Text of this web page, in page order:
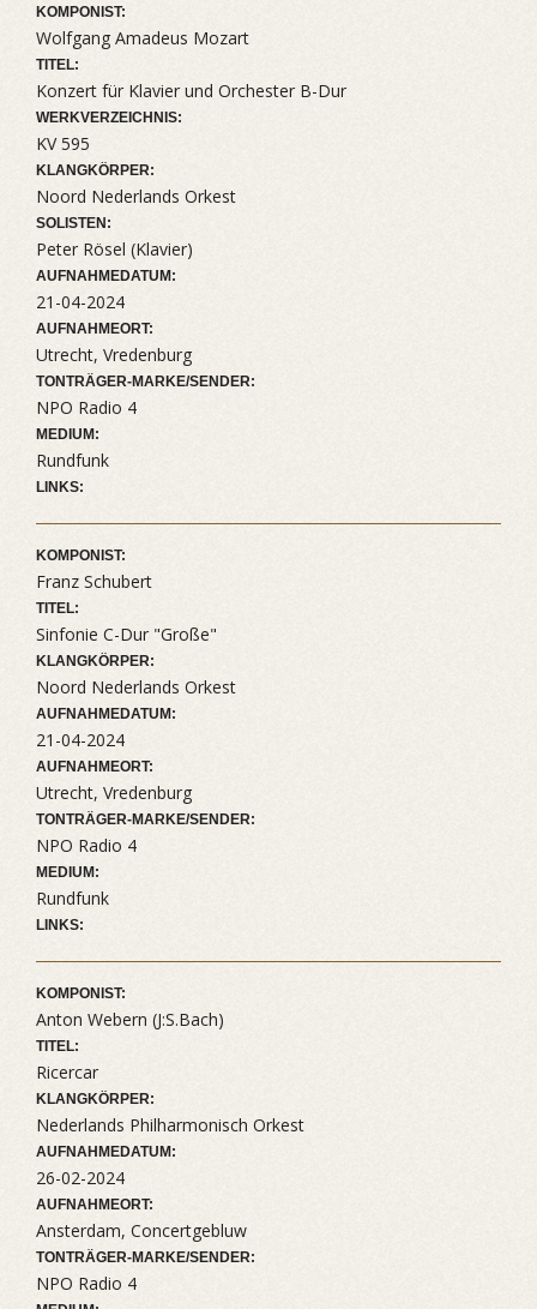
KOMPONIST:
Wolfgang Amadeus Mozart
TITEL:
Konzert für Klavier und Orchester B-Dur
WERKVERZEICHNIS:
KV 595
KLANGKÖRPER:
Noord Nederlands Orkest
SOLISTEN:
Peter Rösel (Klavier)
AUFNAHMEDATUM:
21-04-2024
AUFNAHMEORT:
Utrecht, Vredenburg
TONTRÄGER-MARKE/SENDER:
NPO Radio 4
MEDIUM:
Rundfunk
LINKS:
KOMPONIST:
Franz Schubert
TITEL:
Sinfonie C-Dur "Große"
KLANGKÖRPER:
Noord Nederlands Orkest
AUFNAHMEDATUM:
21-04-2024
AUFNAHMEORT:
Utrecht, Vredenburg
TONTRÄGER-MARKE/SENDER:
NPO Radio 4
MEDIUM:
Rundfunk
LINKS:
KOMPONIST:
Anton Webern (J:S.Bach)
TITEL:
Ricercar
KLANGKÖRPER:
Nederlands Philharmonisch Orkest
AUFNAHMEDATUM:
26-02-2024
AUFNAHMEORT:
Ansterdam, Concertgebluw
TONTRÄGER-MARKE/SENDER:
NPO Radio 4